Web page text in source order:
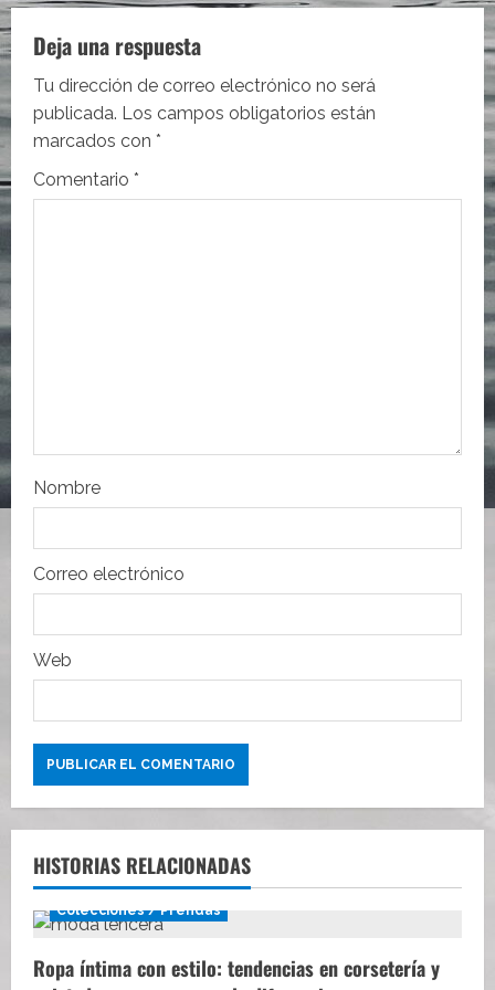
a
c
i
ó
t
r
a
d
a
s
Deja una respuesta
Tu dirección de correo electrónico no será
publicada. Los campos obligatorios están
marcados con *
Comentario *
Nombre
Correo electrónico
Web
HISTORIAS RELACIONADAS
Colecciones / Prendas
Ropa íntima con estilo: tendencias en corsetería y